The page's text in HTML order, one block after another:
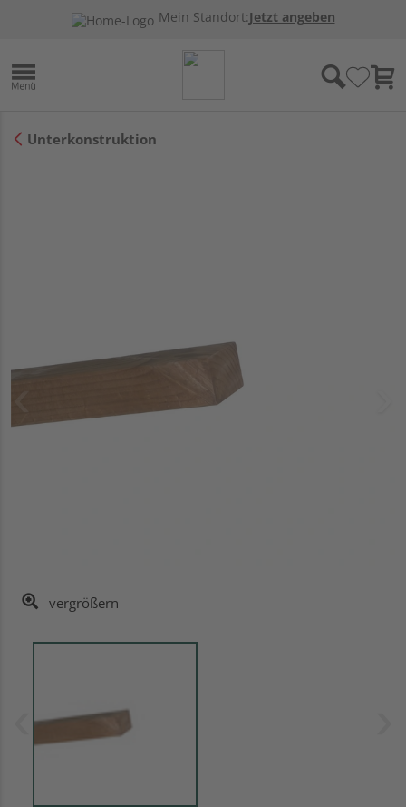
Mein Standort:Jetzt angeben
Unterkonstruktion
vergrößern